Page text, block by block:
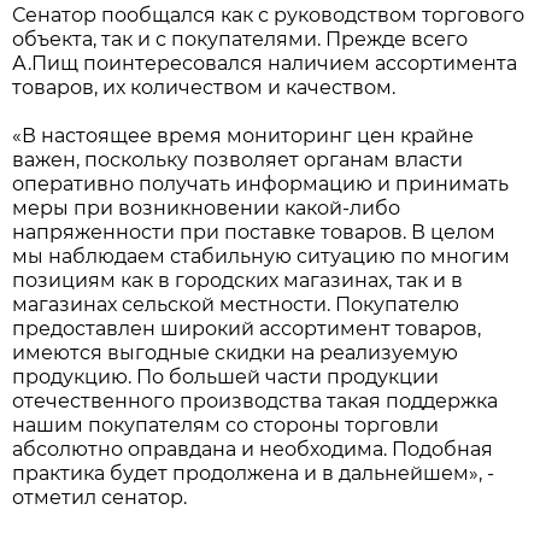
Сенатор пообщался как с руководством торгового
объекта, так и с покупателями. Прежде всего
А.Пищ поинтересовался наличием ассортимента
товаров, их количеством и качеством.
«В настоящее время мониторинг цен крайне
важен, поскольку позволяет органам власти
оперативно получать информацию и принимать
меры при возникновении какой-либо
напряженности при поставке товаров. В целом
мы наблюдаем стабильную ситуацию по многим
позициям как в городских магазинах, так и в
магазинах сельской местности. Покупателю
предоставлен широкий ассортимент товаров,
имеются выгодные скидки на реализуемую
продукцию. По большей части продукции
отечественного производства такая поддержка
нашим покупателям со стороны торговли
абсолютно оправдана и необходима. Подобная
практика будет продолжена и в дальнейшем», -
отметил сенатор.